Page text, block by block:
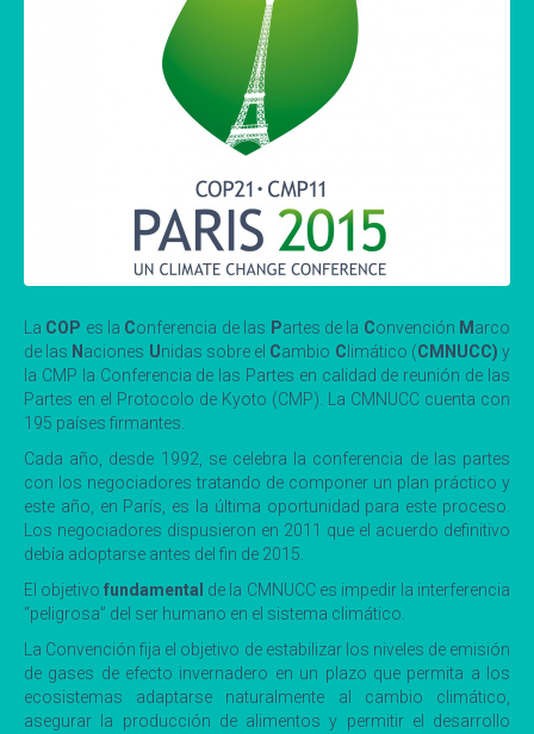
La COP es la Conferencia de las Partes de la Convención M arco
de las N aciones Unidas sobre el Cambio C limático (CMNUCC) y
la CMP la Conferencia de las Partes en calidad de reunión de las
Partes en el Protocolo de Kyoto (CMP). La CMNUCC cuenta con
195 países firmantes.
Cada año, desde 1992, se celebra la conferencia de las partes
con los negociadores tratando de componer un plan práctico y
este año, en París, es la última oportunidad para este proceso.
Los negociadores dispusieron en 2011 que el acuerdo definitivo
debía adoptarse antes del fin de 2015.
El objetivofundamental de la CMNUCC es impedir la interferencia
“peligrosa” del ser humano en el sistema climático.
La Convención fija el objetivo de estabilizar los niveles de emisión
de gases de efecto invernadero en un plazo que permita a los
ecosistemas adaptarse naturalmente al cambio climático,
asegurar la producción de alimentos y permitir el desarrollo